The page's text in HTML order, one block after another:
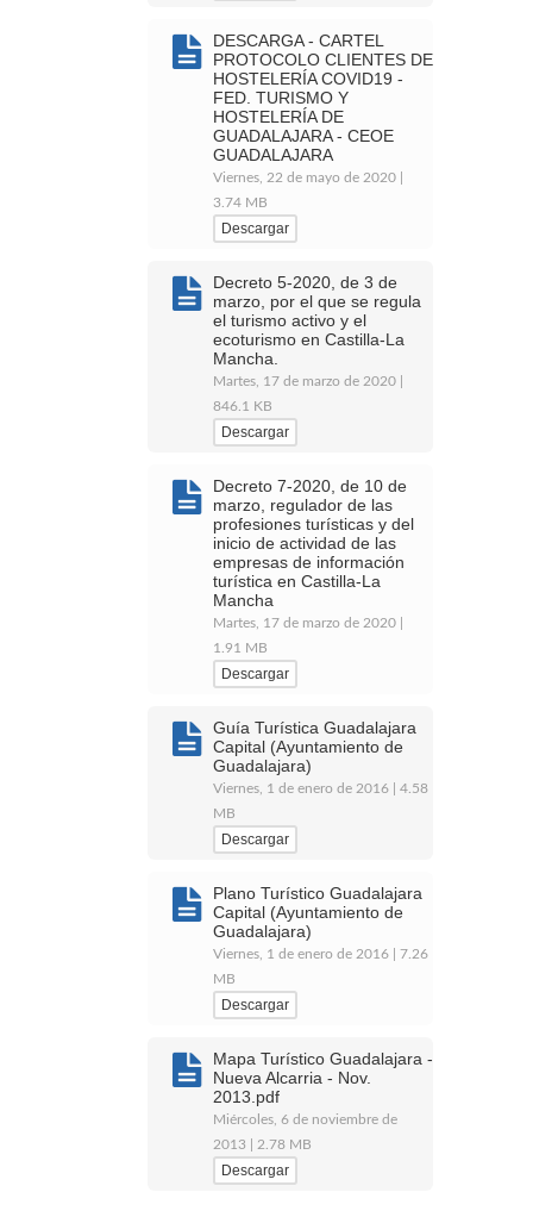
DESCARGA - CARTEL
PROTOCOLO CLIENTES DE
HOSTELERÍA COVID19 -
FED. TURISMO Y
HOSTELERÍA DE
GUADALAJARA - CEOE
GUADALAJARA
Viernes, 22 de mayo de 2020 |
3.74 MB
Descargar
Decreto 5-2020, de 3 de
marzo, por el que se regula
el turismo activo y el
ecoturismo en Castilla-La
Mancha.
Martes, 17 de marzo de 2020 |
846.1 KB
Descargar
Decreto 7-2020, de 10 de
marzo, regulador de las
profesiones turísticas y del
inicio de actividad de las
empresas de información
turística en Castilla-La
Mancha
Martes, 17 de marzo de 2020 |
1.91 MB
Descargar
Guía Turística Guadalajara
Capital (Ayuntamiento de
Guadalajara)
Viernes, 1 de enero de 2016 | 4.58
MB
Descargar
Plano Turístico Guadalajara
Capital (Ayuntamiento de
Guadalajara)
Viernes, 1 de enero de 2016 | 7.26
MB
Descargar
Mapa Turístico Guadalajara -
Nueva Alcarria - Nov.
2013.pdf
Miércoles, 6 de noviembre de
2013 | 2.78 MB
Descargar